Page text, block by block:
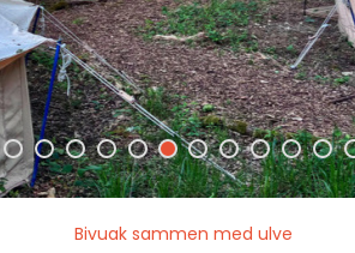
Bivuak sammen med ulve